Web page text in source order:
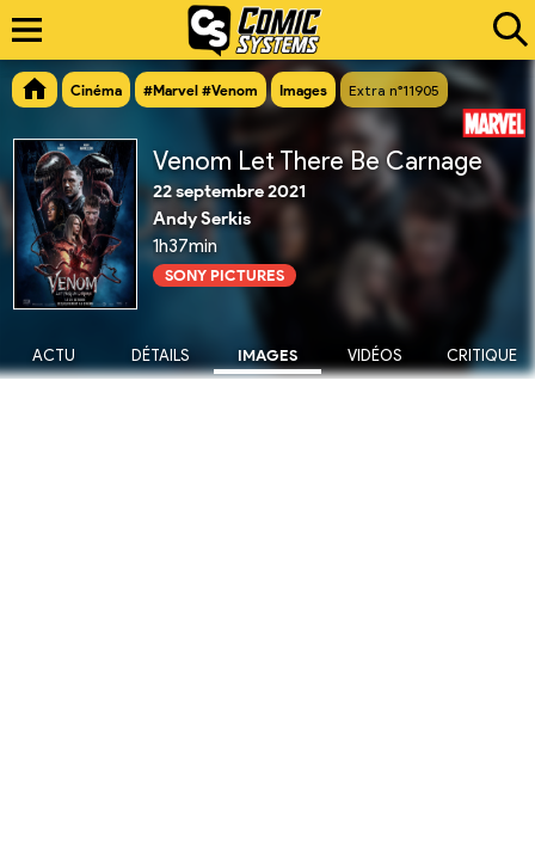
Cinéma #Marvel #Venom Images Extra n°11905
Venom Let There Be Carnage
22 septembre 2021
Andy Serkis
1h37min
SONY PICTURES
ACTU DÉTAILS IMAGES VIDÉOS CRITIQUE